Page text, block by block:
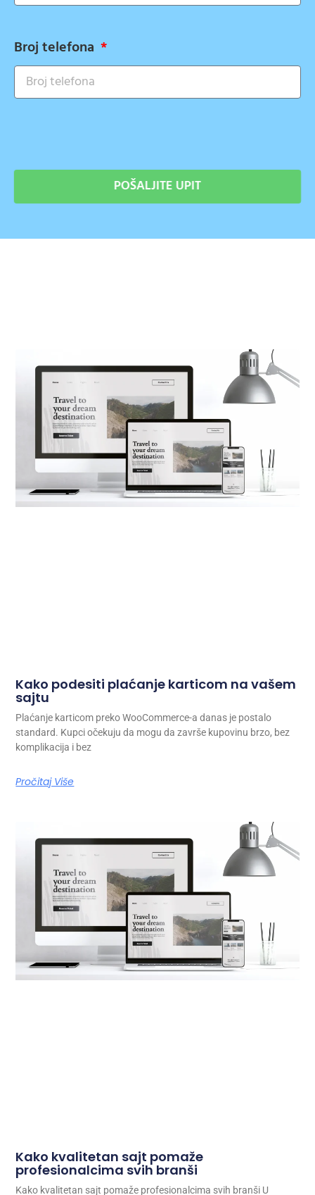
Broj telefona
POŠALJITE UPIT
Kako podesiti plaćanje karticom na vašem
sajtu
Plaćanje karticom preko WooCommerce-a danas je postalo
standard. Kupci očekuju da mogu da završe kupovinu brzo, bez
komplikacija i bez
Pročitaj Više
Kako kvalitetan sajt pomaže
profesionalcima svih branši
Kako kvalitetan sajt pomaže profesionalcima svih branši U